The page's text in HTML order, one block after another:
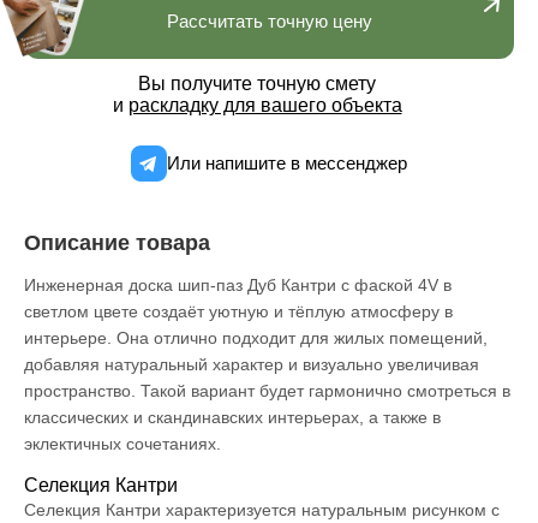
Рассчитать точную цену
Вы получите точную смету
и раскладку для вашего объекта
Или напишите в мессенджер
Описание товара
Инженерная доска шип-паз Дуб Кантри с фаской 4V в
светлом цвете создаёт уютную и тёплую атмосферу в
интерьере. Она отлично подходит для жилых помещений,
добавляя натуральный характер и визуально увеличивая
пространство. Такой вариант будет гармонично смотреться в
классических и скандинавских интерьерах, а также в
эклектичных сочетаниях.
Селекция Кантри
Селекция Кантри характеризуется натуральным рисунком с